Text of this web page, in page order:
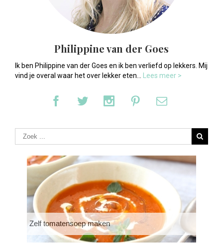
Philippine van der Goes
Ik ben Philippine van der Goes en ik ben verliefd op lekkers. Mij
vind je overal waar het over lekker eten...
Lees meer >
Zelf tomatensoep maken